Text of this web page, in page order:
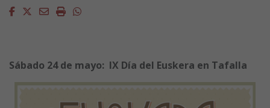
Facebook
Twitter
EmailImprimirWhatsapp
Sábado 24 de mayo: IX Día del Euskera en Tafalla